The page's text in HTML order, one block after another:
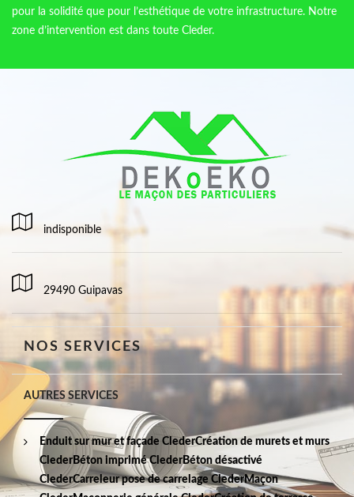
pour la solidité que pour l’esthétique de votre infrastructure. Notre
zone d’intervention est dans toute Cleder.
indisponible
29490 Guipavas
NOS SERVICES
AUTRES SERVICES
Enduit sur mur et façade ClederCréation de murets et murs
ClederBéton imprimé ClederBéton désactivé
ClederCarreleur pose de carrelage ClederMaçon